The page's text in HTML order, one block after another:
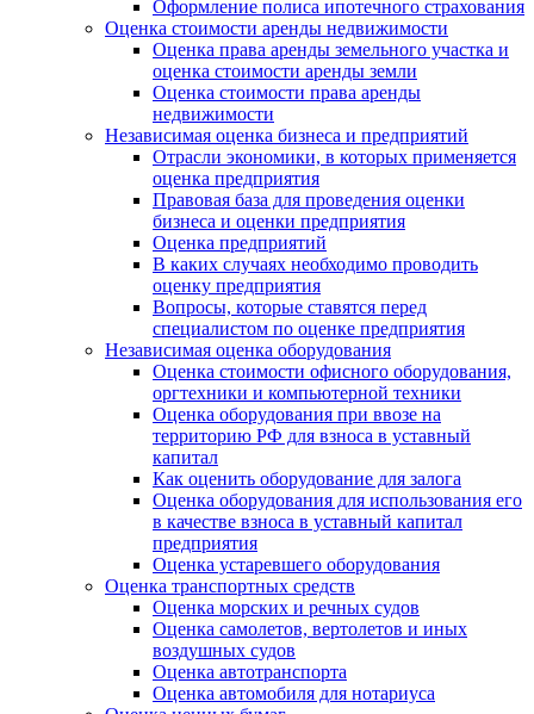
Оформление полиса ипотечного страхования
Оценка стоимости аренды недвижимости
Оценка права аренды земельного участка и
оценка стоимости аренды земли
Оценка стоимости права аренды
недвижимости
Независимая оценка бизнеса и предприятий
Отрасли экономики, в которых применяется
оценка предприятия
Правовая база для проведения оценки
бизнеса и оценки предприятия
Оценка предприятий
В каких случаях необходимо проводить
оценку предприятия
Вопросы, которые ставятся перед
специалистом по оценке предприятия
Независимая оценка оборудования
Оценка стоимости офисного оборудования,
оргтехники и компьютерной техники
Оценка оборудования при ввозе на
территорию РФ для взноса в уставный
капитал
Как оценить оборудование для залога
Оценка оборудования для использования его
в качестве взноса в уставный капитал
предприятия
Оценка устаревшего оборудования
Оценка транспортных средств
Оценка морских и речных судов
Оценка самолетов, вертолетов и иных
воздушных судов
Оценка автотранспорта
Оценка автомобиля для нотариуса